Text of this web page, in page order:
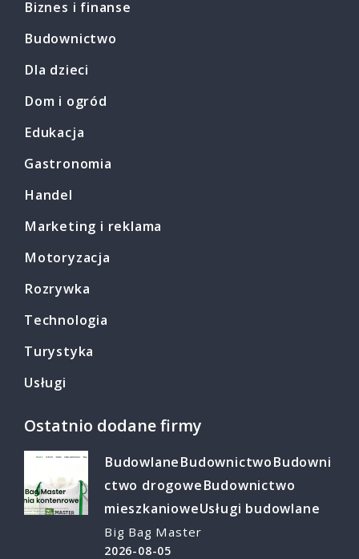
Biznes i finanse
Budownictwo
Dla dzieci
Dom i ogród
Edukacja
Gastronomia
Handel
Marketing i reklama
Motoryzacja
Rozrywka
Technologia
Turystyka
Usługi
Ostatnio dodane firmy
BudowlaneBudownictwoBudowni
ctwo drogoweBudownictwo
mieszkanioweUsługi budowlane
Big Bag Master
2026-08-05